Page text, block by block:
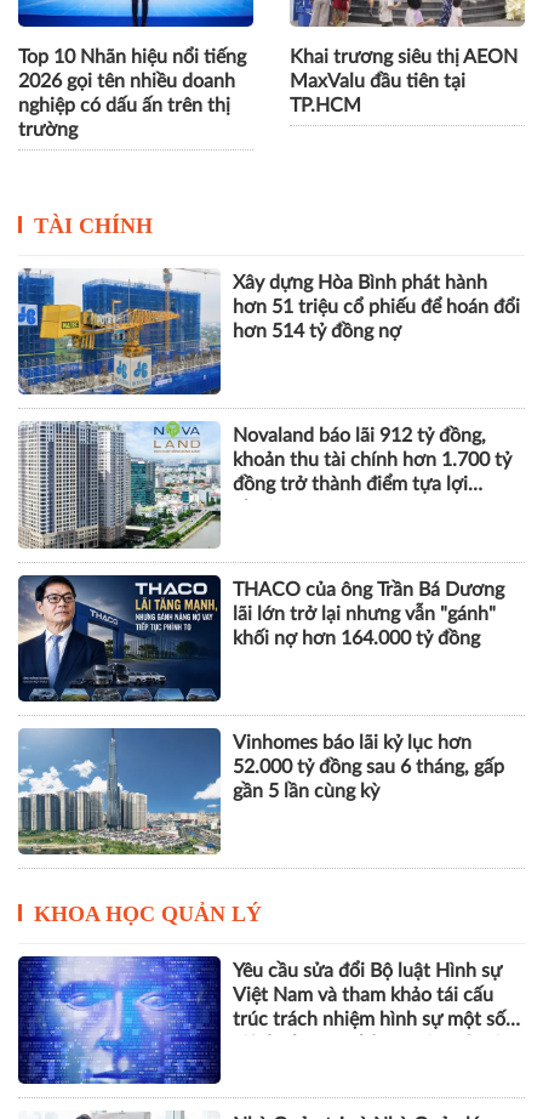
Top 10 Nhãn hiệu nổi tiếng
2026 gọi tên nhiều doanh
nghiệp có dấu ấn trên thị
trường
Khai trương siêu thị AEON
MaxValu đầu tiên tại
TP.HCM
TÀI CHÍNH
Xây dựng Hòa Bình phát hành
hơn 51 triệu cổ phiếu để hoán đổi
hơn 514 tỷ đồng nợ
Novaland báo lãi 912 tỷ đồng,
khoản thu tài chính hơn 1.700 tỷ
đồng trở thành điểm tựa lợi
THACO của ông Trần Bá Dương
lãi lớn trở lại nhưng vẫn "gánh"
khối nợ hơn 164.000 tỷ đồng
Vinhomes báo lãi kỷ lục hơn
52.000 tỷ đồng sau 6 tháng, gấp
gần 5 lần cùng kỳ
KHOA HỌC QUẢN LÝ
Yêu cầu sửa đổi Bộ luật Hình sự
Việt Nam và tham khảo tái cấu
trúc trách nhiệm hình sự một số